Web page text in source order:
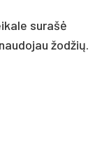
surašė
žodžių.